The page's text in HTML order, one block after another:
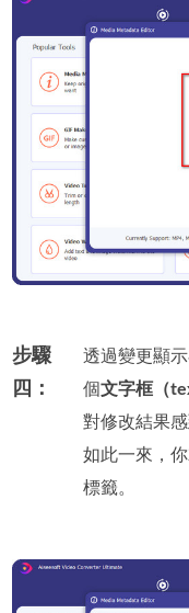
步驟
四：
透過變更顯
個文字框（
對修改結果
如此一來，
標籤。